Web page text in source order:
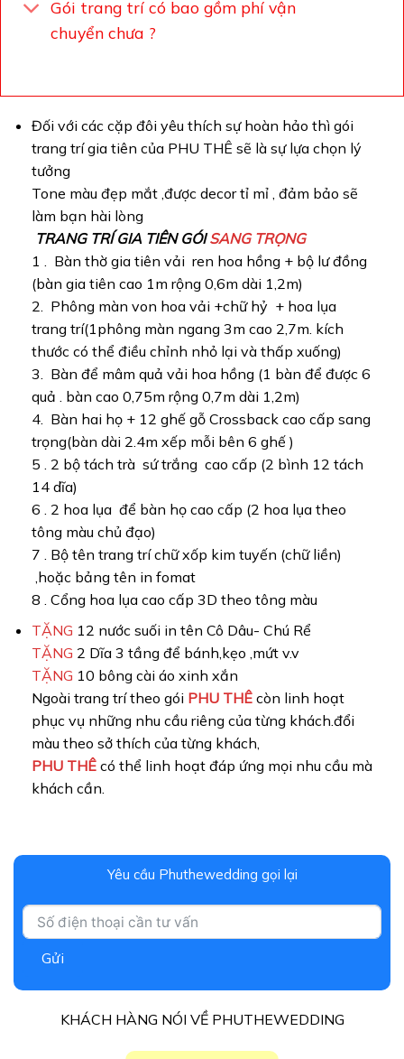
Gói trang trí có bao gồm phí vận
chuyển chưa ?
Đối với các cặp đôi yêu thích sự hoàn hảo thì gói
trang trí gia tiên của PHU THÊ sẽ là sự lựa chọn lý
tưởng
Tone màu đẹp mắt ,được decor tỉ mỉ , đảm bảo sẽ
làm bạn hài lòng
TRANG TRÍ GIA TIÊN GÓISANG TRỌNG
1 . Bàn thờ gia tiên vải ren hoa hồng + bộ lư đồng
(bàn gia tiên cao 1m rộng 0,6m dài 1,2m)
2. Phông màn von hoa vải +chữ hỷ + hoa lụa
trang trí(1phông màn ngang 3m cao 2,7m. kích
thước có thể điều chỉnh nhỏ lại và thấp xuống)
3. Bàn để mâm quả vải hoa hồng (1 bàn để được 6
quả . bàn cao 0,75m rộng 0,7m dài 1,2m)
4. Bàn hai họ + 12 ghế gỗ Crossback cao cấp sang
trọng(bàn dài 2.4m xếp mỗi bên 6 ghế )
5 . 2 bộ tách trà sứ trắng cao cấp (2 bình 12 tách
14 dĩa)
6 . 2 hoa lụa để bàn họ cao cấp (2 hoa lụa theo
tông màu chủ đạo)
7 . Bộ tên trang trí chữ xốp kim tuyến (chữ liền)
,hoặc bảng tên in fomat
8 . Cổng hoa lụa cao cấp 3D theo tông màu
TẶNG 12 nước suối in tên Cô Dâu- Chú Rể
TẶNG 2 Dĩa 3 tầng để bánh,kẹo ,mứt v.v
TẶNG 10 bông cài áo xinh xắn
Ngoài trang trí theo gói PHU THÊ còn linh hoạt
phục vụ những nhu cầu riêng của từng khách.đổi
màu theo sở thích của từng khách,
PHU THÊ có thể linh hoạt đáp ứng mọi nhu cầu mà
khách cần.
Yêu cầu Phuthewedding gọi lại
Gửi
KHÁCH HÀNG NÓI VỀ PHUTHEWEDDING